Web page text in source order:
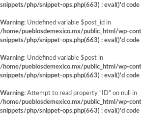
snippets/php/snippet-ops.php(663) : eval()'d code
Warning: Undefined variable $post_id in
/home/pueblosdemexico.mx/public_html/wp-
snippets/php/snippet-ops.php(663) : eval()'d code
Warning: Undefined variable $post in
/home/pueblosdemexico.mx/public_html/wp-
snippets/php/snippet-ops.php(663) : eval()'d code
Warning: Attempt to read property "ID" on null in
/home/pueblosdemexico.mx/public_html/wp-
snippets/php/snippet-ops.php(663) : eval()'d code